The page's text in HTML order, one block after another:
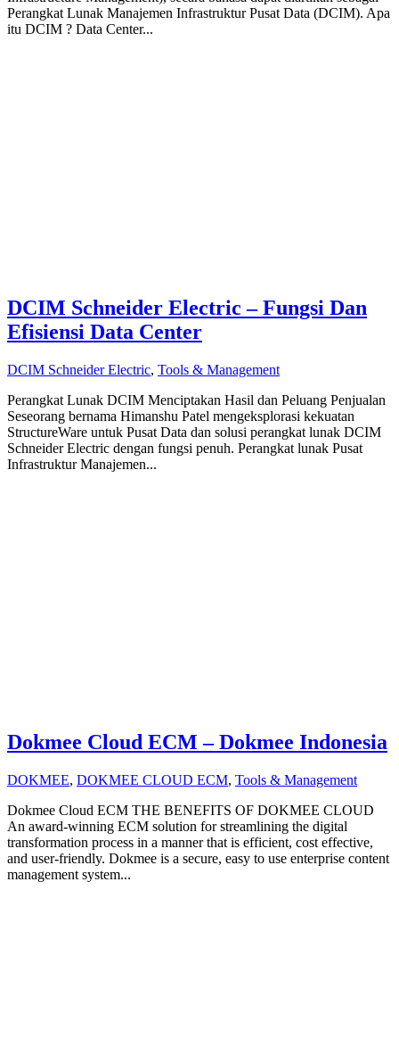
Perangkat Lunak Manajemen Infrastruktur Pusat Data (DCIM). Apa
itu DCIM ? Data Center...
DCIM Schneider Electric – Fungsi Dan
Efisiensi Data Center
DCIM Schneider Electric, Tools & Management
Perangkat Lunak DCIM Menciptakan Hasil dan Peluang Penjualan
Seseorang bernama Himanshu Patel mengeksplorasi kekuatan
StructureWare untuk Pusat Data dan solusi perangkat lunak DCIM
Schneider Electric dengan fungsi penuh. Perangkat lunak Pusat
Infrastruktur Manajemen...
Dokmee Cloud ECM – Dokmee Indonesia
DOKMEE, DOKMEE CLOUD ECM, Tools & Management
Dokmee Cloud ECM THE BENEFITS OF DOKMEE CLOUD
An award-winning ECM solution for streamlining the digital
transformation process in a manner that is efficient, cost effective,
and user-friendly. Dokmee is a secure, easy to use enterprise content
management system...